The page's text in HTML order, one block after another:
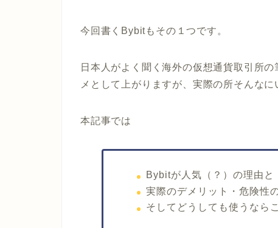
今回書くBybitもその１つです。
日本人がよく聞く海外の仮想通貨取引所
メとして上がりますが、実際の所そんなに
本記事では
Bybitが人気（？）の理由と
実際のデメリット・危険性
そしてどうしても使うなら